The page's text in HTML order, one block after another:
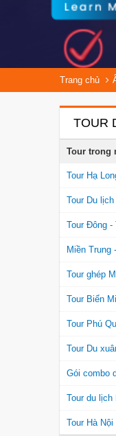
Trang chủ
TOUR
Tour trong
Tour Hạ
Tour Du
Tour Đông -
Miền Trung
Tour ghép
Tour Biển
Tour Phú
Tour Du
Gói combo
Tour du lịch
Tour Hà